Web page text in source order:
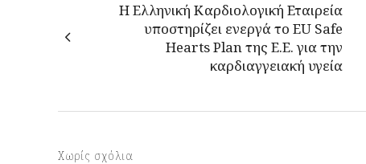
Η Ελληνική Καρδιολογική Εταιρεία
υποστηρίζει ενεργά το EU Safe
Hearts Plan της Ε.Ε. για την
καρδιαγγειακή υγεία
Χωρίς σχόλια